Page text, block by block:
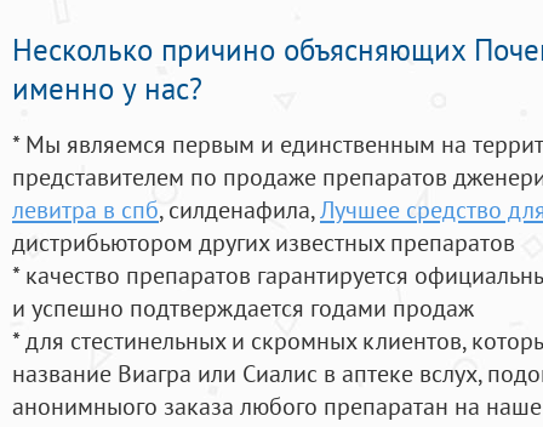
Несколько причино объясняющих
именно у нас?
* Мы являемся первым и единственным на
представителем по продаже препаратов
левитра в спб, силденафила,Лучшее средство
дистрибьютором других известных препаратов
* качество препаратов гарантируется
и успешно подтверждается годами продаж
* для стестинельных и скромных клиентов,
название Виагра или Сиалис в аптеке вслух,
анонимныого заказа любого препаратан на